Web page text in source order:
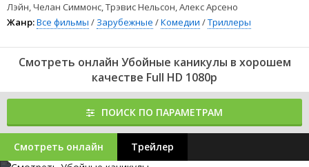
Лэйн, Челан Симмонс, Трэвис Нельсон, Алекс Арсено
Жанр:Все фильмы / Зарубежные /Комедии /Триллеры
Смотреть онлайн Убойные каникулы в хорошем
качестве Full HD 1080p
ПОИСК ПО ПАРАМЕТРАМ
Смотреть онлайн Трейлер